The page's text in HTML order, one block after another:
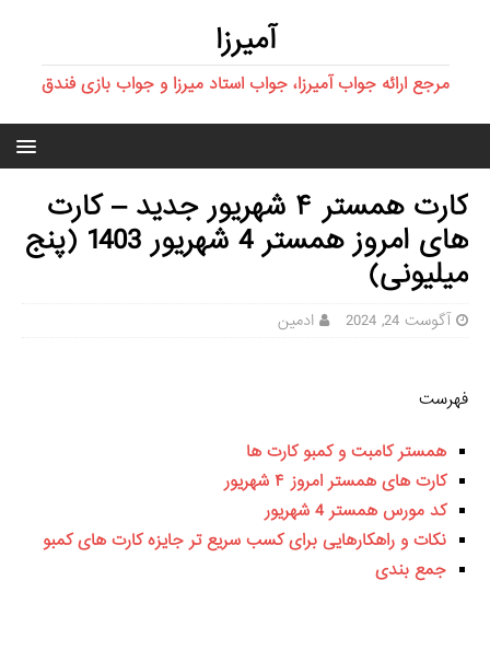
آمیرزا
مرجع ارائه جواب آمیرزا، جواب استاد میرزا و جواب بازی فندق
کارت همستر ۴ شهریور جدید – کارت
های امروز همستر 4 شهریور 1403 (پنج
میلیونی)
آگوست 24, 2024 ادمین
فهرست
همستر کامبت و کمبو کارت ها
کارت های همستر امروز ۴ شهریور
کد مورس همستر 4 شهریور
نکات و راهکارهایی برای کسب سریع تر جایزه کارت های کمبو
جمع بندی